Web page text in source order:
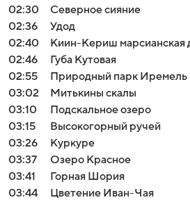
02:30
Северное сияние
02:36
Удод
02:40
Киин-Кериш марсианская
02:46
Губа Кутовая
02:55
Природный парк Иремель
03:02
Митькины скалы
03:10
Подскальное озеро
03:15
Высокогорный ручей
03:26
Куркуре
03:37
Озеро Красное
03:41
Горная Шория
03:44
Цветение Иван-Чая